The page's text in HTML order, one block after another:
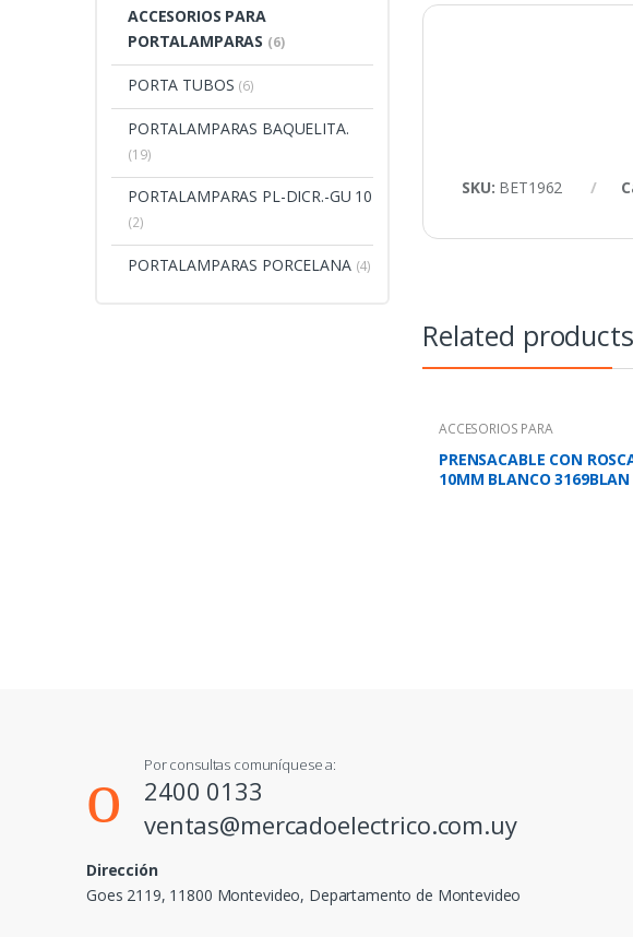
SKU: BET1962
Related products
ACCESORIOS PARA
PRENSACABLE CON
10MM BLANCO 3169BLAN
ACCESORIOS PARA
PORTALAMPARAS (6)
PORTA TUBOS (6)
PORTALAMPARAS BAQUELITA.
(19)
PORTALAMPARAS PL-DICR.-GU 10
(2)
PORTALAMPARAS PORCELANA (4)
Por consultas comuníquese a:
2400 0133
ventas@mercadoelectrico.com.uy
Dirección
Goes 2119, 11800 Montevideo, Departamento de Montevideo